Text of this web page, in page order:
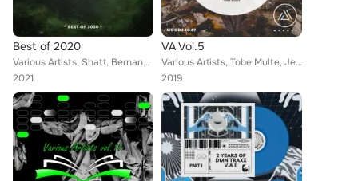
Best of 2020
Various Artists, Shatt, Bernandbe, Dellacueva, CABE (AR), Hidalgo 808, Gusti Sanchez, Mateo Dufour, Franco Motta, Lucianno Villa...
2021
VA Vol.5
Various Artists, Tobe Multe, Jeann, Sebastian Caceres, Franco Motta, Johnny Davison, Hugh Def, Avstin Frank, Herman Saiz, Djosh,...
2019